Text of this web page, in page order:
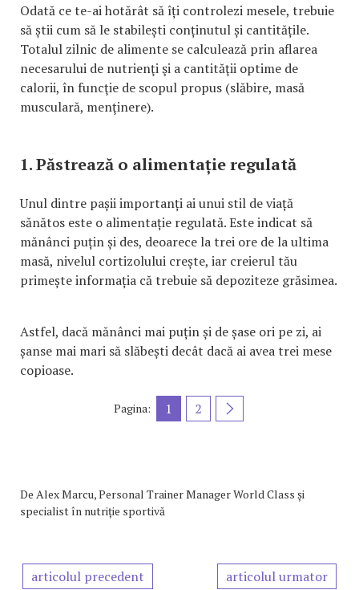
Odată ce te-ai hotărât să îți controlezi mesele, trebuie
să știi cum să le stabilești conținutul și cantitățile.
Totalul zilnic de alimente se calculează prin aflarea
necesarului de nutrienţi şi a cantităţii optime de
calorii, în funcţie de scopul propus (slăbire, masă
musculară, menţinere).
1. Păstrează o alimentație regulată
Unul dintre pașii importanți ai unui stil de viață
sănătos este o alimentație regulată. Este indicat să
mănânci puțin și des, deoarece la trei ore de la ultima
masă, nivelul cortizolului crește, iar creierul tău
primește informația că trebuie să depoziteze grăsimea.
Astfel, dacă mănânci mai puțin și de șase ori pe zi, ai
șanse mai mari să slăbești decât dacă ai avea trei mese
copioase.
Pagina: 1 2
De Alex Marcu, Personal Trainer Manager World Class și
specialist în nutriție sportivă
articolul precedent articolul urmator